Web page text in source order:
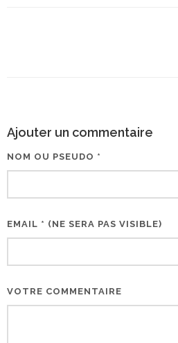
Ajouter un commentaire
NOM OU PSEUDO *
EMAIL * (NE SERA PAS VISIBLE)
VOTRE COMMENTAIRE